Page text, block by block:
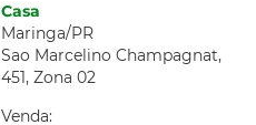
Casa
Maringa/PR
Sao Marcelino Champagnat,
451, Zona 02
Venda: